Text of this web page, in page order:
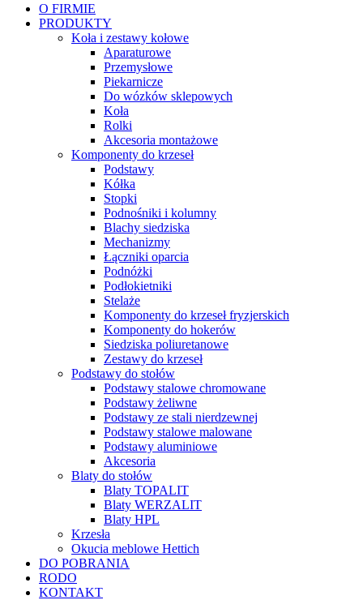
O FIRMIE
PRODUKTY
Koła i zestawy kołowe
Aparaturowe
Przemysłowe
Piekarnicze
Do wózków sklepowych
Koła
Rolki
Akcesoria montażowe
Komponenty do krzeseł
Podstawy
Kółka
Stopki
Podnośniki i kolumny
Blachy siedziska
Mechanizmy
Łączniki oparcia
Podnóżki
Podłokietniki
Stelaże
Komponenty do krzeseł fryzjerskich
Komponenty do hokerów
Siedziska poliuretanowe
Zestawy do krzeseł
Podstawy do stołów
Podstawy stalowe chromowane
Podstawy żeliwne
Podstawy ze stali nierdzewnej
Podstawy stalowe malowane
Podstawy aluminiowe
Akcesoria
Blaty do stołów
Blaty TOPALIT
Blaty WERZALIT
Blaty HPL
Krzesła
Okucia meblowe Hettich
DO POBRANIA
RODO
KONTAKT